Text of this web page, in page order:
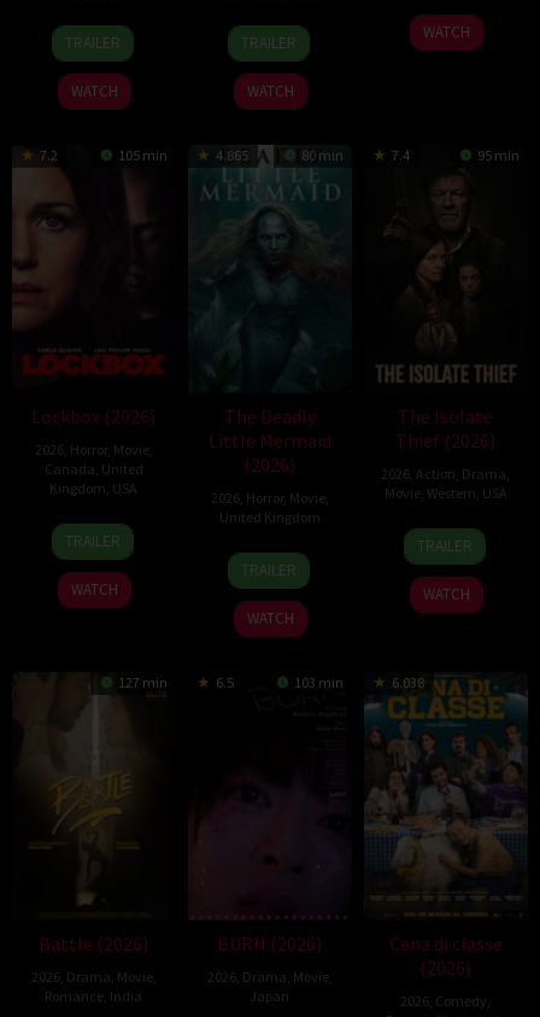
26
Jun
2026
Rod
Lurie
TRAILER
WATCH
10
Mar
2025
Steve
Lawson
TRAILER
WATCH
6
Feb
Julio
Soto
WATCH
7.2 105 min
Lockbox (2026)
2026, Horror, Movie,
Canada United
Kingdom USA
2
Jul
2026
Daniel
Stamm
TRAILER
WATCH
4.865 80 min
The Deadly
Little Mermaid
(2026)
2026, Horror, Movie,
United Kingdom
6
Mar
2026
Cameron
Uzoka
TRAILER
WATCH
7.4 95 min
The Isolate
Thief (2026)
2026 Action Drama
Movie, Western USA
10
Jul
2026
John
Suits
TRAILER
WATCH
127 min
Battle (2026)
2026, Drama Movie,
Romance India
6.5 103 min
BURN (2026)
2026, Drama Movie,
Japan
6.038
Cena di classe
(2026)
2026 Comedy